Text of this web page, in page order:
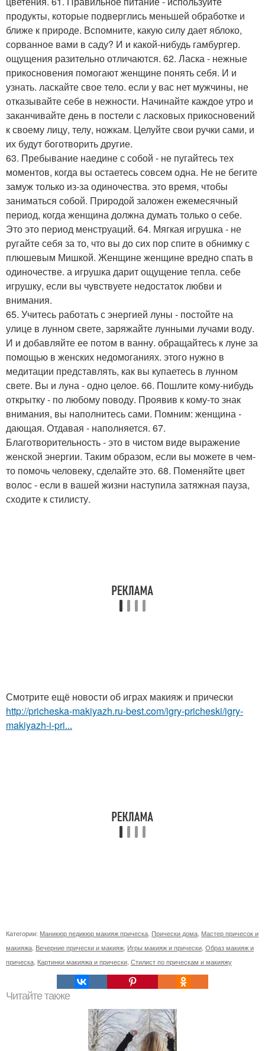
продукты, которые подверглись меньшей обработке и
ближе к природе. Вспомните, какую силу дает яблоко,
сорванное вами в саду? И и какой-нибудь гамбургер.
ощущения разительно отличаются. 62. Ласка - нежные
прикосновения помогают женщине понять себя. И и
узнать. ласкайте свое тело. если у вас нет мужчины, не
отказывайте себе в нежности. Начинайте каждое утро и
заканчивайте день в постели с ласковых прикосновений
к своему лицу, телу, ножкам. Целуйте свои ручки сами, и
их будут боготворить другие.
63. Пребывание наедине с собой - не пугайтесь тех
моментов, когда вы остаетесь совсем одна. Не не бегите
замуж только из-за одиночества. это время, чтобы
заниматься собой. Природой заложен ежемесячный
период, когда женщина должна думать только о себе.
Это это период менструаций. 64. Мягкая игрушка - не
ругайте себя за то, что вы до сих пор спите в обнимку с
плюшевым Мишкой. Женщине женщине вредно спать в
одиночестве. а игрушка дарит ощущение тепла. себе
игрушку, если вы чувствуете недостаток любви и
внимания.
65. Учитесь работать с энергией луны - постойте на
улице в лунном свете, заряжайте лунными лучами воду.
И и добавляйте ее потом в ванну. обращайтесь к луне за
помощью в женских недомоганиях. этого нужно в
медитации представлять, как вы купаетесь в лунном
свете. Вы и луна - одно целое. 66. Пошлите кому-нибудь
открытку - по любому поводу. Проявив к кому-то знак
внимания, вы наполнитесь сами. Помним: женщина -
дающая. Отдавая - наполняется. 67.
Благотворительность - это в чистом виде выражение
женской энергии. Таким образом, если вы можете в чем-
то помочь человеку, сделайте это. 68. Поменяйте цвет
волос - если в вашей жизни наступила затяжная пауза,
сходите к стилисту.
Смотрите ещё новости об играх макияж и прически
http://pricheska-makiyazh.ru-best.com/igry-pricheski/igry-
makiyazh-i-pri...
Категории: Маникюр педикюр макияж прическа Прически дома Мастер причесок и
макияжа Вечерние прически и макияж Игры макияж и прически Образ макияж и
прическа Картинки макияжа и прически Стилист по прическам и макияжу
Читайте также